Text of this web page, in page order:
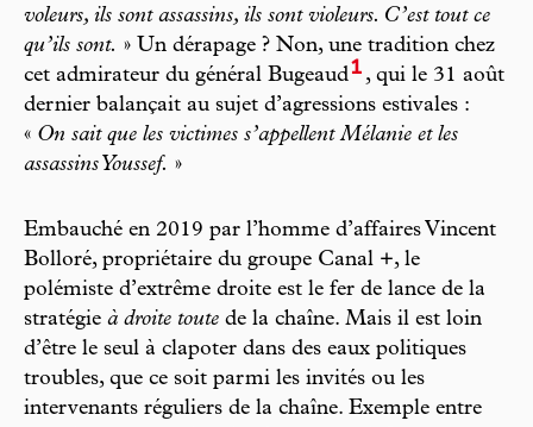
voleurs, ils sont assassins, ils sont violeurs. C’est tout ce
qu’ils sont. » Un dérapage ? Non, une tradition chez
cet admirateur du général Bugeaud1 , qui le 31 août
dernier balançait au sujet d’agressions estivales :
« On sait que les victimes s’appellent Mélanie et les
assassins Youssef. »
Embauché en 2019 par l’homme d’affaires Vincent
Bolloré, propriétaire du groupe Canal +, le
polémiste d’extrême droite est le fer de lance de la
stratégie à droite toute de la chaîne. Mais il est loin
d’être le seul à clapoter dans des eaux politiques
troubles, que ce soit parmi les invités ou les
intervenants réguliers de la chaîne. Exemple entre